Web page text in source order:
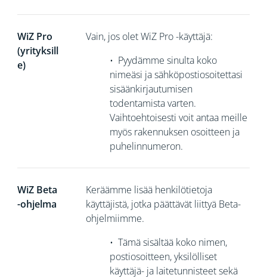
WiZ Pro
(yrityksill
e)
Vain, jos olet WiZ Pro -käyttäjä:
• Pyydämme sinulta koko
nimeäsi ja sähköpostiosoitettasi
sisäänkirjautumisen
todentamista varten.
Vaihtoehtoisesti voit antaa meille
myös rakennuksen osoitteen ja
puhelinnumeron.
WiZ Beta
-ohjelma
Keräämme lisää henkilötietoja
käyttäjistä, jotka päättävät liittyä Beta-
ohjelmiimme.
• Tämä sisältää koko nimen,
postiosoitteen, yksilölliset
käyttäjä- ja laitetunnisteet sekä